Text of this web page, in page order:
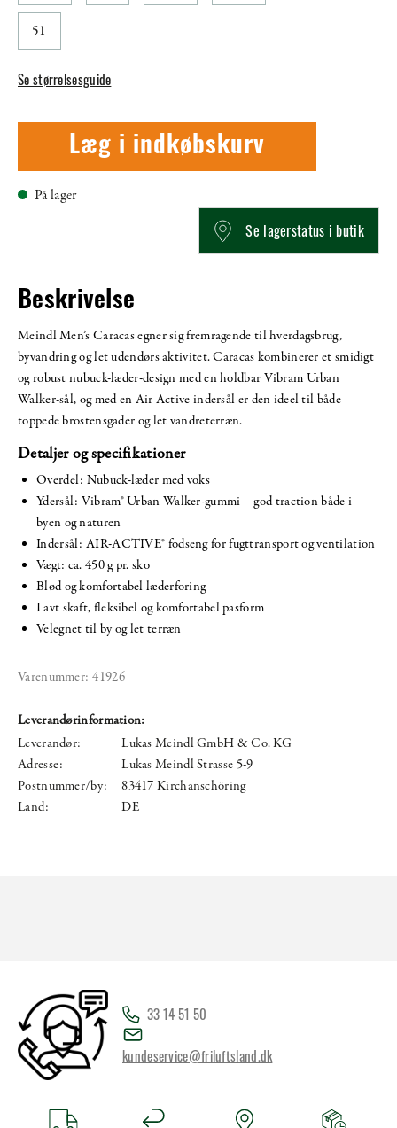
51
Se størrelsesguide
Læg i indkøbskurv
På lager
Se lagerstatus i butik
Beskrivelse
Meindl Men’s Caracas egner sig fremragende til hverdagsbrug,
byvandring og let udendørs aktivitet. Caracas kombinerer et smidigt
og robust nubuck-læder-design med en holdbar Vibram Urban
Walker-sål, og med en Air Active indersål er den ideel til både
toppede brostensgader og let vandreterræn.
Detaljer og specifikationer
Overdel: Nubuck-læder med voks
Ydersål: Vibram® Urban Walker-gummi – god traction både i
byen og naturen
Indersål: AIR-ACTIVE® fodseng for fugttransport og ventilation
Vægt: ca. 450 g pr. sko
Blød og komfortabel læderforing
Lavt skaft, fleksibel og komfortabel pasform
Velegnet til by og let terræn
Varenummer: 41926
Leverandørinformation:
Leverandør:
Lukas Meindl GmbH & Co. KG
Adresse:
Lukas Meindl Strasse 5-9
Postnummer/by:
83417 Kirchanschöring
Land:
DE
33 14 51 50
kundeservice@friluftsland.dk